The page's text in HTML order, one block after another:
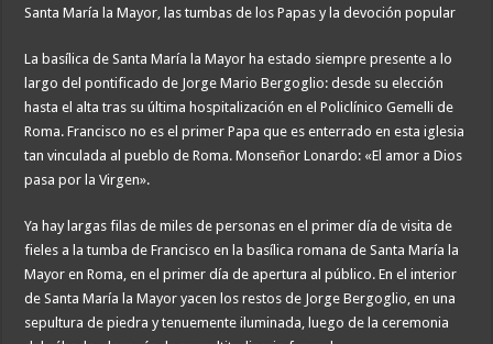
Santa María la Mayor, las tumbas de los Papas y la devoción popular
La basílica de Santa María la Mayor ha estado siempre presente a lo
largo del pontificado de Jorge Mario Bergoglio: desde su elección
hasta el alta tras su última hospitalización en el Policlínico Gemelli de
Roma. Francisco no es el primer Papa que es enterrado en esta iglesia
tan vinculada al pueblo de Roma. Monseñor Lonardo: «El amor a Dios
pasa por la Virgen».
Ya hay largas filas de miles de personas en el primer día de visita de
fieles a la tumba de Francisco en la basílica romana de Santa María la
Mayor en Roma, en el primer día de apertura al público. En el interior
de Santa María la Mayor yacen los restos de Jorge Bergoglio, en una
sepultura de piedra y tenuemente iluminada, luego de la ceremonia